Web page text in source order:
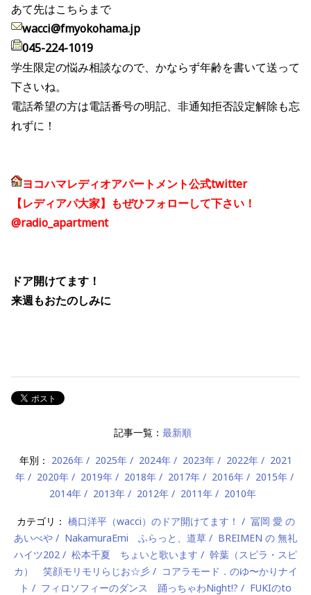
あて先はこちらまで
wacci@fmyokohama.jp
045-224-1019
学生限定の悩み相談なので、かならず年齢を書いて送って
下さいね。
電話希望の方は電話番号の明記、非通知拒否設定解除も忘
れずに！
ヨコハマレディオアパートメント公式twitter
【レディアパ大家】もぜひフォローして下さい！
@radio_apartment
ドア開けてます！
来週もおたのしみに
記事一覧： 最新順
年別： 2026年 2025年 2024年 2023年 2022年
2021
年
2020年 2019年 2018年 2017年 2016年
2015年
2014年
2013年 2012年 2011年 2010年
カテゴリ： 橋口洋平（wacci）のドア開けてます！
冨岡 愛 の
あいべや
NakamuraEmi ふらっと、道草
BREIMEN の 無礼
ハイツ202
松本千夏 ちょいと歌います
幹葉（スピラ・スピ
カ） 笑顔モリモリらじお☆彡
コアラモード．のゆ〜かりナイ
ト
フィロソフィーのダンス 踊っちゃわNight!?
FUKIのto